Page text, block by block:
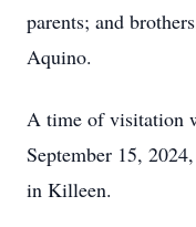
parents; and
Aquino.
A time of visitation
September 15,
in Killeen.